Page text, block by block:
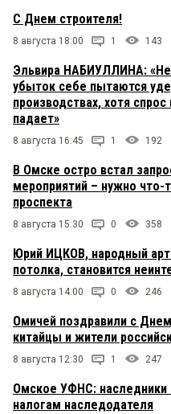
С Днем строителя!
8 августа 18:00 1 143
Эльвира НАБИУЛЛИНА:
убыток себе пытаются
производствах, хотя
падает»
8 августа 16:45 1 192
В Омске остро встал
мероприятий – нужно
проспекта
8 августа 15:30 0 358
Юрий ИЦКОВ, народный
потолка, становится
8 августа 14:00 0 246
Омичей поздравили с
китайцы и жители
8 августа 12:30 1 247
Омское УФНС: наследники
налогам наследодателя